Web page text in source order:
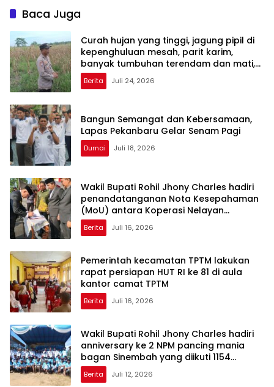
Baca Juga
Curah hujan yang tinggi, jagung pipil di
kepenghuluan mesah, parit karim,
banyak tumbuhan terendam dan mati,
personil TPTM gerak cepat turun
langsung meninjau kelapangan
Berita Juli 24, 2026
Bangun Semangat dan Kebersamaan,
Lapas Pekanbaru Gelar Senam Pagi
Dumai Juli 18, 2026
Wakil Bupati Rohil Jhony Charles hadiri
penandatanganan Nota Kesepahaman
(MoU) antara Koperasi Nelayan
Balimbuk Rokan Hilir dengan PT Pos
Berita Juli 16, 2026
Pemerintah kecamatan TPTM lakukan
rapat persiapan HUT RI ke 81 di aula
kantor camat TPTM
Berita Juli 16, 2026
Wakil Bupati Rohil Jhony Charles hadiri
anniversary ke 2 NPM pancing mania
bagan Sinembah yang diikuti 1154
peserta dari berbagai wilayah di pulau
sumatera
Berita Juli 12, 2026